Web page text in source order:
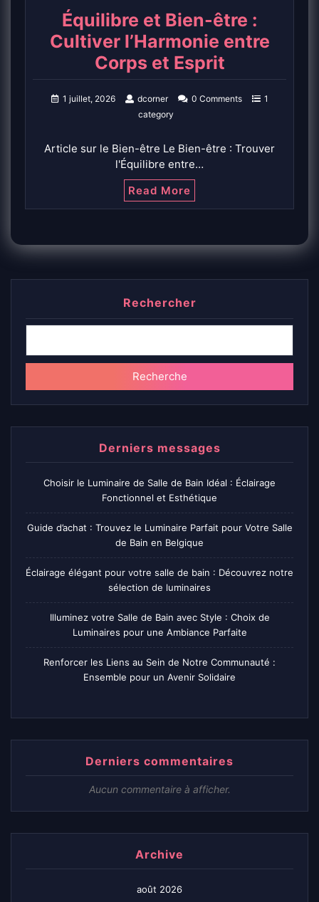
Équilibre et Bien-être :
Cultiver l’Harmonie entre
Corps et Esprit
1 juillet, 2026 dcorner 0 Comments
1
category
Article sur le Bien-être Le Bien-être : Trouver
l'Équilibre entre…
Read More
Rechercher
Recherche
Derniers messages
Choisir le Luminaire de Salle de Bain Idéal : Éclairage
Fonctionnel et Esthétique
Guide d’achat : Trouvez le Luminaire Parfait pour Votre Salle
de Bain en Belgique
Éclairage élégant pour votre salle de bain : Découvrez notre
sélection de luminaires
Illuminez votre Salle de Bain avec Style : Choix de
Luminaires pour une Ambiance Parfaite
Renforcer les Liens au Sein de Notre Communauté :
Ensemble pour un Avenir Solidaire
Derniers commentaires
Aucun commentaire à afficher.
Archive
août 2026